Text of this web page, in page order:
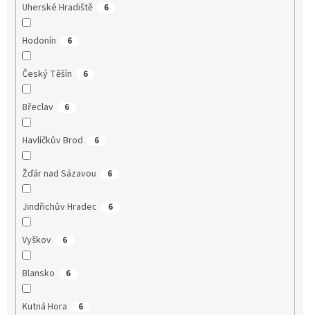
Uherské Hradiště 6
Hodonín 6
Český Těšín 6
Břeclav 6
Havlíčkův Brod 6
Žďár nad Sázavou 6
Jindřichův Hradec 6
Vyškov 6
Blansko 6
Kutná Hora 6